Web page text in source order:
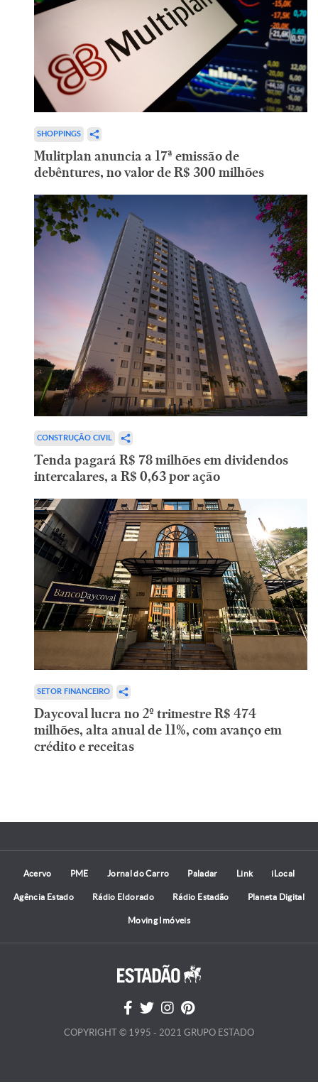
SHOPPINGS
Mulitplan anuncia a 17ª emissão de
debêntures, no valor de R$ 300 milhões
CONSTRUÇÃO CIVIL
Tenda pagará R$ 78 milhões em dividendos
intercalares, a R$ 0,63 por ação
SETOR FINANCEIRO
Daycoval lucra no 2º trimestre R$ 474
milhões, alta anual de 11%, com avanço em
crédito e receitas
Acervo PME Jornal do Carro Paladar Link iLocal
Agência Estado Rádio Eldorado Rádio Estadão Planeta Digital
Moving Imóveis
COPYRIGHT © 1995 - 2021 GRUPO ESTADO